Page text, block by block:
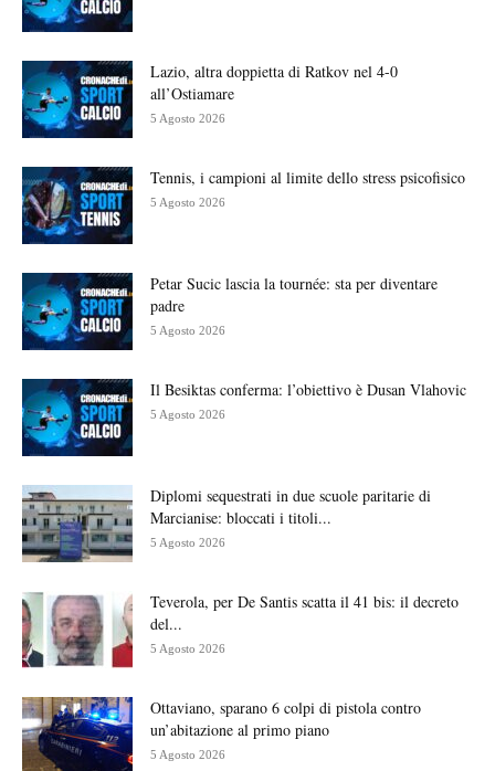
Lazio, altra doppietta di Ratkov nel 4-0
all’Ostiamare
5 Agosto 2026
Tennis, i campioni al limite dello stress psicofisico
5 Agosto 2026
Petar Sucic lascia la tournée: sta per diventare
padre
5 Agosto 2026
Il Besiktas conferma: l’obiettivo è Dusan Vlahovic
5 Agosto 2026
Diplomi sequestrati in due scuole paritarie di
Marcianise: bloccati i titoli...
5 Agosto 2026
Teverola, per De Santis scatta il 41 bis: il decreto
del...
5 Agosto 2026
Ottaviano, sparano 6 colpi di pistola contro
un’abitazione al primo piano
5 Agosto 2026